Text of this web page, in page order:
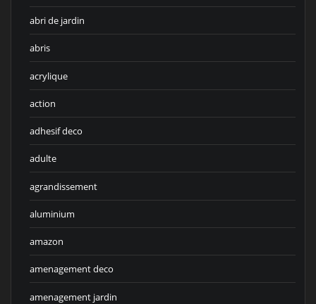
abri de jardin
abris
acrylique
action
adhesif deco
adulte
agrandissement
aluminium
amazon
amenagement deco
amenagement jardin